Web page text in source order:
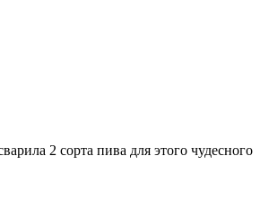
2 сорта пива для этого чудесного